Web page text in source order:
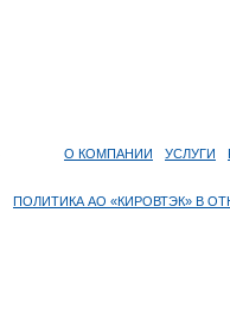
О КОМПАНИИ УСЛУГИ
ПОЛИТИКА АО «КИРОВТЭК» В